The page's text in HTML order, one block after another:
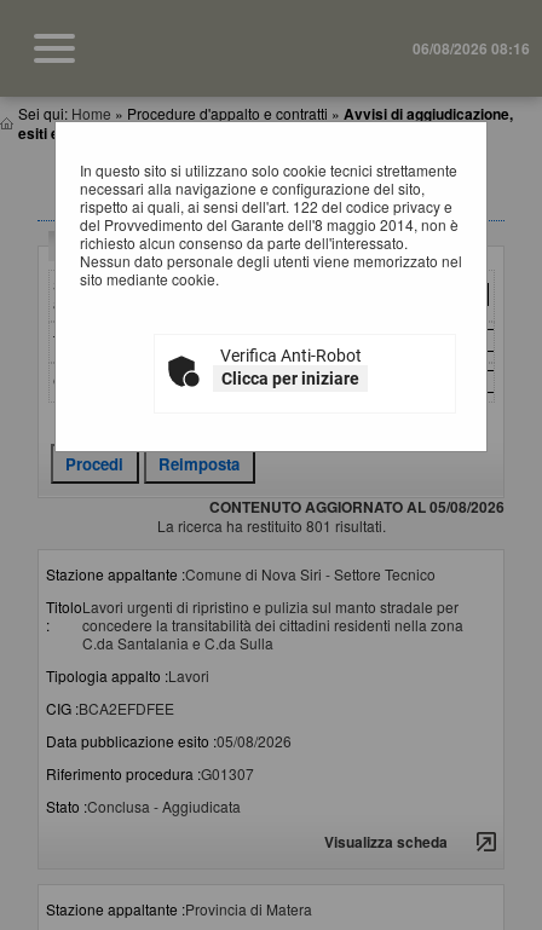
06/08/2026 08:16
Sei qui: Home » Procedure d'appalto e contratti » Avvisi di aggiudicazione,
esiti e affida...
In questo sito si utilizzano solo cookie tecnici strettamente
necessari alla navigazione e configurazione del sito,
rispetto ai quali, ai sensi dell'art. 122 del codice privacy e
del Provvedimento del Garante dell'8 maggio 2014, non è
richiesto alcun consenso da parte dell'interessato.
Nessun dato personale degli utenti viene memorizzato nel
sito mediante cookie.
Verifica Anti-Robot
Clicca per iniziare
AVVISI DI AGGIUDICAZIONE, ESITI E
AFFIDAMENTI
Criteri di ricerca
Stazione
appaltante :
Titolo :
CIG :
CONTENUTO AGGIORNATO AL 05/08/2026
La ricerca ha restituito 801 risultati.
Stazione appaltante :Comune di Nova Siri - Settore Tecnico
Titolo
:
Lavori urgenti di ripristino e pulizia sul manto stradale per
concedere la transitabilità dei cittadini residenti nella zona
C.da Santalania e C.da Sulla
Tipologia appalto :Lavori
CIG :BCA2EFDFEE
Data pubblicazione esito :05/08/2026
Riferimento procedura :G01307
Stato :Conclusa - Aggiudicata
Visualizza scheda
Stazione appaltante :Provincia di Matera